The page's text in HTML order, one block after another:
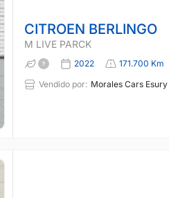
CITROEN BERLINGO
M LIVE PARCK
2022 171.700 Km
Vendido por: Morales Cars Esury